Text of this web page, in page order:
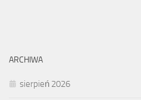
ARCHIWA
sierpień 2026